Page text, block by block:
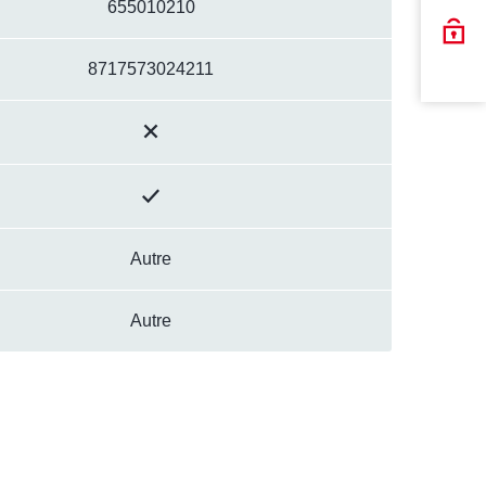
655010210
8717573024211
Autre
Autre